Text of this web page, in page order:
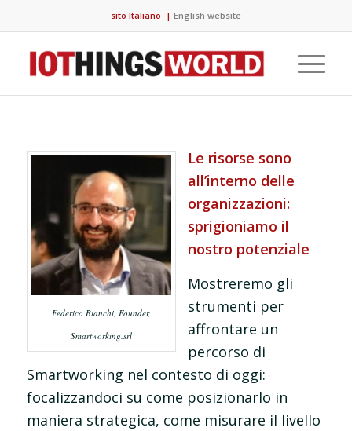
sito Italiano | English website
Federico Bianchi, Founder,
Smartworking.srl
Le risorse sono
all’interno delle
organizzazioni:
sprigioniamo il
nostro potenziale
Mostreremo gli
strumenti per
affrontare un
percorso di
Smartworking nel contesto di oggi:
focalizzandoci su come posizionarlo in
maniera strategica, come misurare il livello